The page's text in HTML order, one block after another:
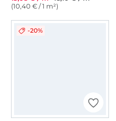
(10,40 € / 1 m²)
-20%